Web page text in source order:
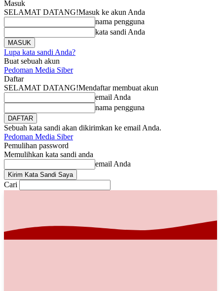
Masuk
SELAMAT DATANG!Masuk ke akun Anda
nama pengguna
kata sandi Anda
Lupa kata sandi Anda?
Buat sebuah akun
Pedoman Media Siber
Daftar
SELAMAT DATANG!Mendaftar membuat akun
email Anda
nama pengguna
Sebuah kata sandi akan dikirimkan ke email Anda.
Pedoman Media Siber
Pemulihan password
Memulihkan kata sandi anda
email Anda
Cari